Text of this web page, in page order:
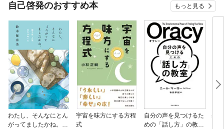
自己啓発のおすすめ本 もっと見る
わたし、そんなにとん
がってましたかね。
宇宙を味方にする方程
式
自分の声を見つけるた
めの「話し方」の教
基